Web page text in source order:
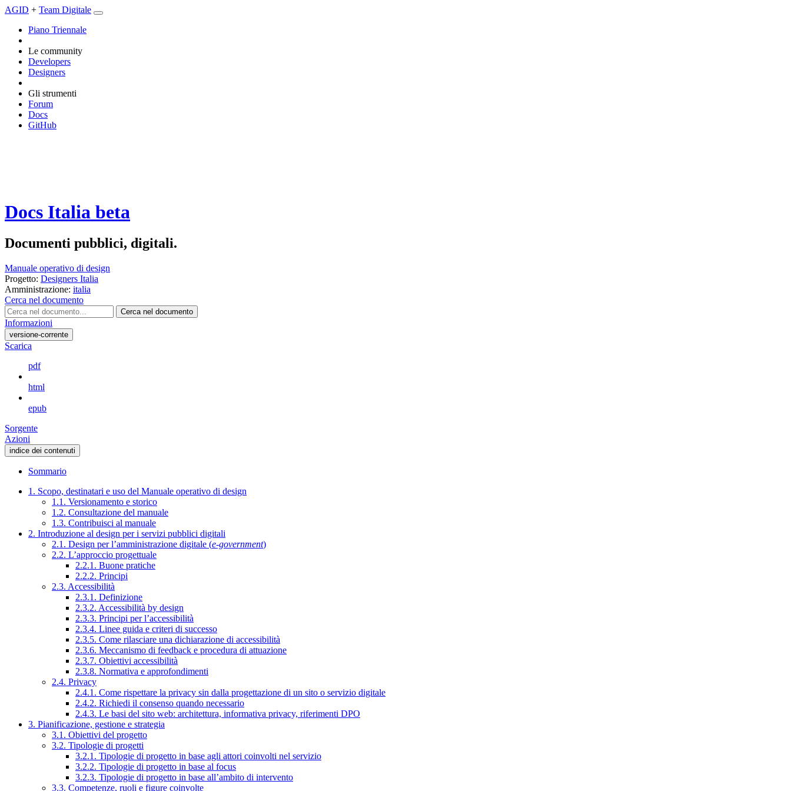
AGID + Team Digitale
Piano Triennale
Le community
Developers
Designers
Gli strumenti
Forum
Docs
GitHub
Docs Italia beta
Documenti pubblici, digitali.
Manuale operativo di design
Progetto: Designers Italia
Amministrazione: italia
Cerca nel documento
Cerca nel documento
Informazioni
versione-corrente
Scarica
pdf
html
epub
Sorgente
Azioni
indice dei contenuti
Sommario
1. Scopo, destinatari e uso del Manuale operativo di design
1.1. Versionamento e storico
1.2. Consultazione del manuale
1.3. Contribuisci al manuale
2. Introduzione al design per i servizi pubblici digitali
2.1. Design per l’amministrazione digitale (e-government)
2.2. L’approccio progettuale
2.2.1. Buone pratiche
2.2.2. Principi
2.3. Accessibilità
2.3.1. Definizione
2.3.2. Accessibilità by design
2.3.3. Principi per l’accessibilità
2.3.4. Linee guida e criteri di successo
2.3.5. Come rilasciare una dichiarazione di accessibilità
2.3.6. Meccanismo di feedback e procedura di attuazione
2.3.7. Obiettivi accessibilità
2.3.8. Normativa e approfondimenti
2.4. Privacy
2.4.1. Come rispettare la privacy sin dalla progettazione di un sito o servizio digitale
2.4.2. Richiedi il consenso quando necessario
2.4.3. Le basi del sito web: architettura, informativa privacy, riferimenti DPO
3. Pianificazione, gestione e strategia
3.1. Obiettivi del progetto
3.2. Tipologie di progetti
3.2.1. Tipologie di progetto in base agli attori coinvolti nel servizio
3.2.2. Tipologie di progetto in base al focus
3.2.3. Tipologie di progetto in base all’ambito di intervento
3.3. Competenze, ruoli e figure coinvolte